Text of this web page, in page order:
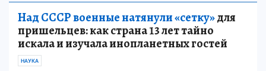
Над СССР военные натянули «сетку»для
пришельцев: как страна 13 лет тайно
искала и изучала инопланетных гостей
НАУКА